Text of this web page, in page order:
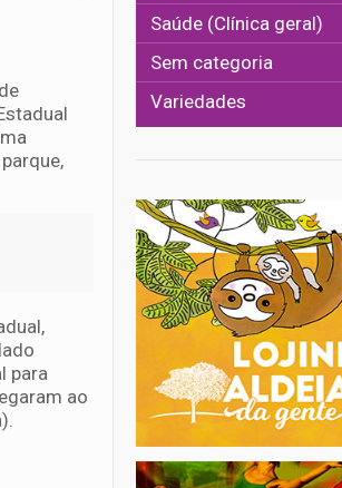
para
ao
Saúde (Clínica geral)
Sem categoria
Variedades